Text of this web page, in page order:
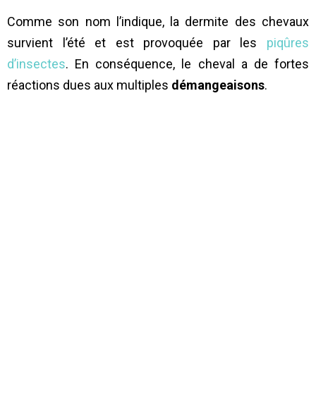
Comme son nom l’indique, la dermite des chevaux
survient l’été et est provoquée par les piqûres
d’insectes. En conséquence, le cheval a de fortes
réactions dues aux multiples démangeaisons.